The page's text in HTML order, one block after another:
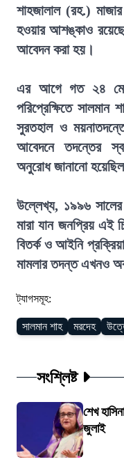
শাহজালাল (রহ.) মাজার
হওয়ার আশঙ্কাও
আবেদন করা হয়।
এর আগে গত ২৪ মে
পরিপ্রেক্ষিতে
সুরতহাল ও
আবেদনে তদন্তের
অনুরোধ জানানো
উল্লেখ্য, ১৯৯৬
মারা যান জনপ্রিয় এই
বিতর্ক ও আইনি
মামলার তদন্ত এখনও
ট্যাগসমূহ:
সালমান শাহ মরদেহ
সংশ্লিষ্ট
শেখ
জুলাই